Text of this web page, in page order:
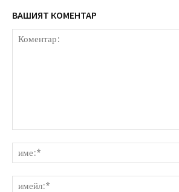
ВАШИЯТ КОМЕНТАР